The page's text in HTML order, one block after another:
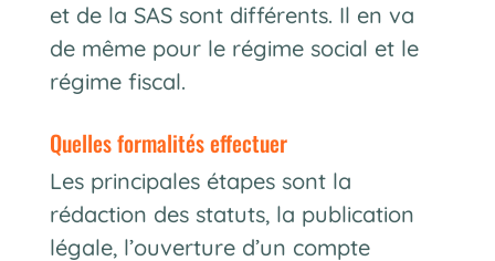
et de la SAS sont différents. Il en va
de même pour le régime social et le
régime fiscal.
quelles formalités effectuer
Les principales étapes sont la
rédaction des statuts, la publication
légale, l’ouverture d’un compte